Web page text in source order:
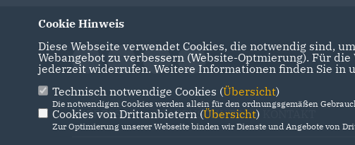
IMPRESSUM DATENSCHUTZ
Cookie Hinweis
Diese Webseite verwendet Cookies, die notwendig sind,
Webangebot zu verbessern (Website-Optmierung). Für
jederzeit widerrufen. Weitere Informationen finden Sie in
Technisch notwendige Cookies (Übersicht)
Die notwendigen Cookies werden allein für den ordnungsgemäßen
Cookies von Drittanbietern (Übersicht)
Zur Optimierung unserer Webseite binden wir Dienste und Angebote von